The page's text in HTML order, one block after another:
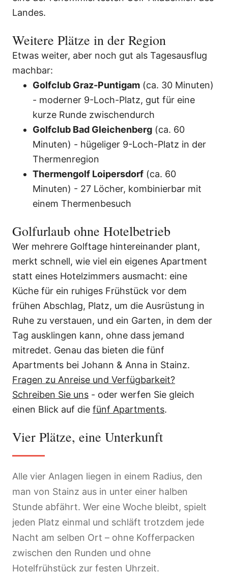
Landes.
Weitere Plätze in der Region
Etwas weiter, aber noch gut als Tagesausflug
machbar:
Golfclub Graz-Puntigam (ca. 30 Minuten)
- moderner 9-Loch-Platz, gut für eine
kurze Runde zwischendurch
Golfclub Bad Gleichenberg (ca. 60
Minuten) - hügeliger 9-Loch-Platz in der
Thermenregion
Thermengolf Loipersdorf (ca. 60
Minuten) - 27 Löcher, kombinierbar mit
einem Thermenbesuch
Golfurlaub ohne Hotelbetrieb
Wer mehrere Golftage hintereinander plant,
merkt schnell, wie viel ein eigenes Apartment
statt eines Hotelzimmers ausmacht: eine
Küche für ein ruhiges Frühstück vor dem
frühen Abschlag, Platz, um die Ausrüstung in
Ruhe zu verstauen, und ein Garten, in dem der
Tag ausklingen kann, ohne dass jemand
mitredet. Genau das bieten die fünf
Apartments bei Johann & Anna in Stainz.
Fragen zu Anreise und Verfügbarkeit?
Schreiben Sie uns - oder werfen Sie gleich
einen Blick auf die fünf Apartments.
Vier Plätze, eine Unterkunft
Alle vier Anlagen liegen in einem Radius, den
man von Stainz aus in unter einer halben
Stunde abfährt. Wer eine Woche bleibt, spielt
jeden Platz einmal und schläft trotzdem jede
Nacht am selben Ort – ohne Kofferpacken
zwischen den Runden und ohne
Hotelfrühstück zur festen Uhrzeit.